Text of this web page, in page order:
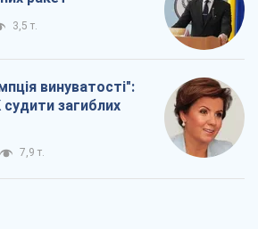
3,5 т.
винуватості":
загиблих
7,9 т.